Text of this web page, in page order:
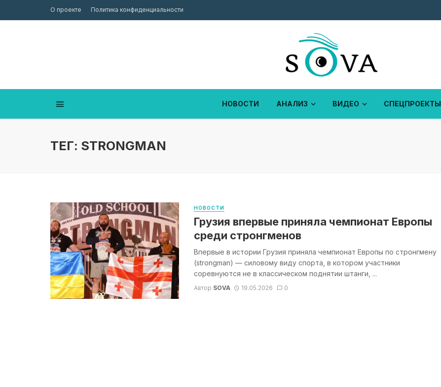
О проекте Политика конфиденциальности
НОВОСТИ АНАЛИЗ ВИДЕО СПЕЦПРОЕКТЫ
ТЕГ: STRONGMAN
НОВОСТИ
Грузия впервые приняла чемпионат Европы
среди стронгменов
Впервые в истории Грузия приняла чемпионат Европы по стронгмену
(strongman) — силовому виду спорта, в котором участники
соревнуются не в классическом поднятии штанги, ...
Автор SOVA 19.05.2026 0